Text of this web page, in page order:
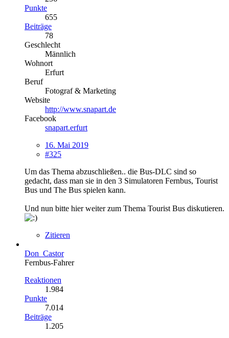
Punkte
655
Beiträge
78
Geschlecht
Männlich
Wohnort
Erfurt
Beruf
Fotograf & Marketing
Website
http://www.snapart.de
Facebook
snapart.erfurt
16. Mai 2019
#325
Um das Thema abzuschließen.. die Bus-DLC sind so
gedacht, dass man sie in den 3 Simulatoren Fernbus, Tourist
Bus und The Bus spielen kann.
Und nun bitte hier weiter zum Thema Tourist Bus diskutieren.
Zitieren
Don_Castor
Fernbus-Fahrer
Reaktionen
1.984
Punkte
7.014
Beiträge
1.205